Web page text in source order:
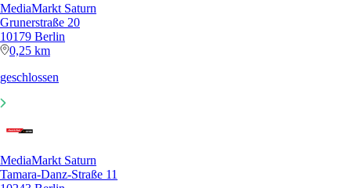
MediaMarkt Saturn
Grunerstraße 20
10179 Berlin
0,25 km
geschlossen
MediaMarkt Saturn
Tamara-Danz-Straße 11